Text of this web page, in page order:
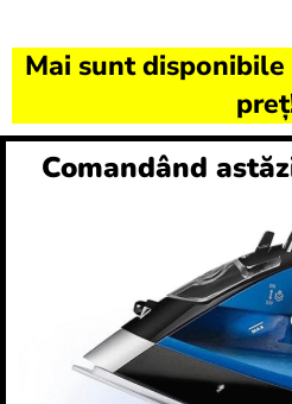
Mai sunt
Comandând